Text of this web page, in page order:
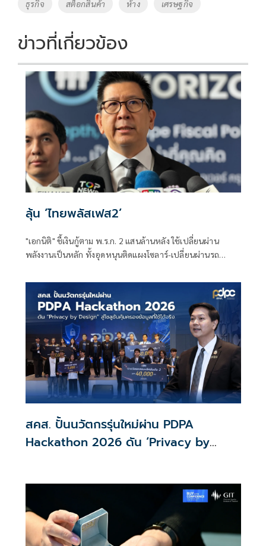
k k
ธุรกิจ สต็อกสินค้า ห้าง เศรษฐกิจ
ข่าวที่เกี่ยวข้อง
ลุ้น ‘ไทยพลัสเฟส2’
"เอกนิติ" ชี้เงินกู้ตาม พ.ร.ก. 2 แสนล้านหลัง ใช้เปลี่ยนผ่าน
พลังงานเป็นหลัก ทั้งอุดหนุนติดแผงโซลาร์-เปลี่ยนผ่านรถ
พร้อมให้ใช้กับไทยเที่ยวไทยพลัส ส่วนไทยช่วยไทยพลัส เฟส 2
รอประเมินความเหมาะสม นายกฯ เผยจะพยายาม
สคส. ปั้นนวัตกรรุ่นใหม่ผ่าน PDPA
Hackathon 2026 ดัน ‘Privacy by